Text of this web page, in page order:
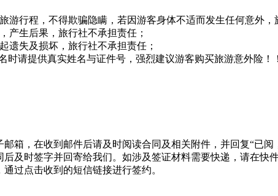
游行程，不得欺骗隐瞒，若因游客身体不适而发生任何意外，
产生后果，旅行社不承担责任；
遗失及损坏，旅行社不承担责任；
时请提供真实姓名与证件号，强烈建议游客购买旅游意外险
箱，在收到邮件后请及时阅读合同及相关附件，并回复“已阅
及时签字并回寄给我们。如涉及签证材料需要快递，请在快
过点击收到的短信链接进行签约。